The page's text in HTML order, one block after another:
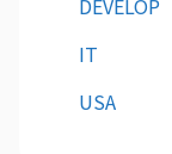
DEVELOP
IT
USA